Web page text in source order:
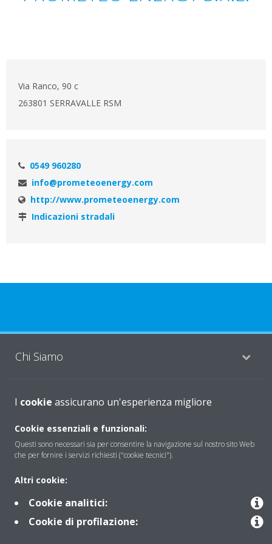
Via Ranco, 90 c
263801 SERRAVALLE RSM
0549 960280
info@prometeoenergy.com
http://www.prometeoenergy.com
Indicazioni stradali
Chi Siamo
Soluzioni
Contattaci
Periodo di supporto definito
Politica di segnalazione e divulgazione delle vulnerabilità del
Gruppo Daikin Europe
I cookie assicurano un'esperienza migliore
Cookie essenziali e funzionali:
Questi sono necessari sia per consentire la navigazione sul nostro sito Web
che per fornire i servizi richiesti ("cookie tecnici").
Altri cookie:
Cookie analitici:
Cookie di profilazione: